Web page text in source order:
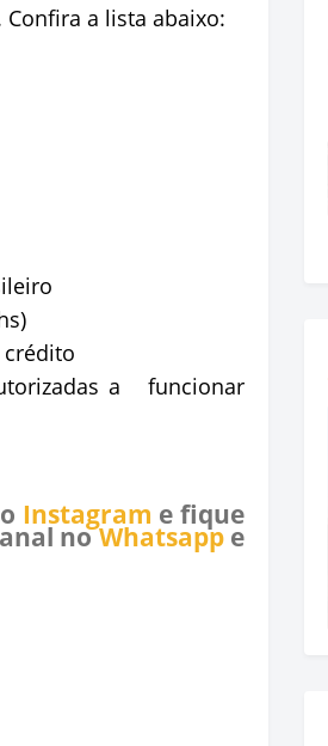
a lista abaixo:
a funcionar
Instagram e fique
noWhatsappe